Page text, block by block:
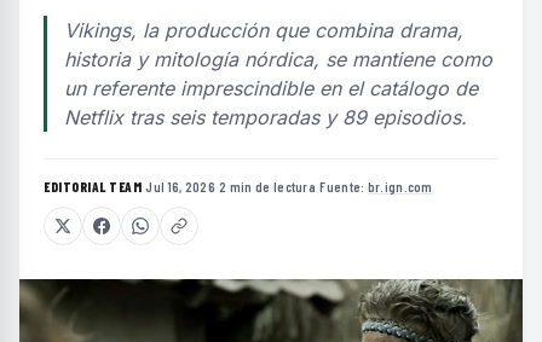
Vikings, la producción que combina drama,
historia y mitología nórdica, se mantiene como
un referente imprescindible en el catálogo de
Netflix tras seis temporadas y 89 episodios.
EDITORIAL TEAM·Jul 16, 2026·2 min de lectura·Fuente: br.ign.com